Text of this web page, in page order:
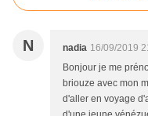
N nadia 16/09/2019
Bonjour je me
briouze avec mon
d'aller en voyage